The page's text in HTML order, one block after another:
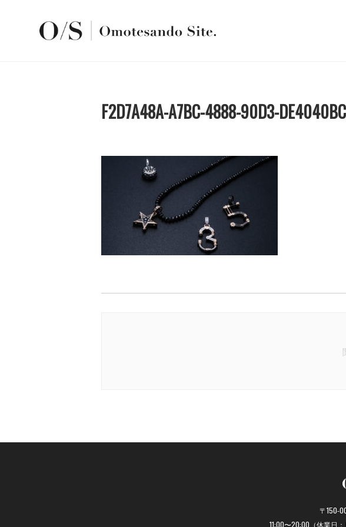
F2D7A48A-A7BC-4888-90D3-
〒150-
11:00〜20:00（休業日